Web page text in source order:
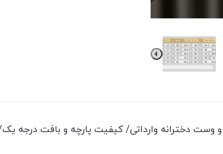
دخترانه وارداتی/ کیفیت پارچه و بافت درجه یک/ رده